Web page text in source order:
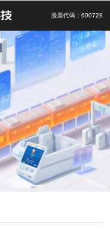
股票代码：600728